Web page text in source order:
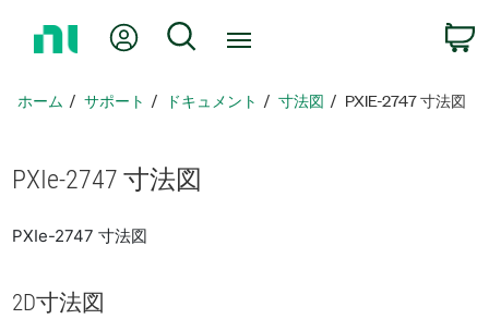
ペ
に
戻
Myアカウント
検索
ホーム サポート ドキュメント 寸法図 PXIE-2747 寸法図
PXIe-2747 寸法図
PXIe-2747 寸法図
2D寸法図